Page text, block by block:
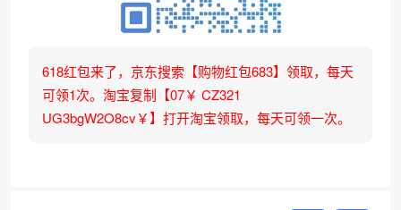
618红包来了，京东搜索【购物红包683】领取，每天
可领1次。淘宝复制【07￥ CZ321
UG3bgW2O8cv￥】打开淘宝领取，每天可领一次。